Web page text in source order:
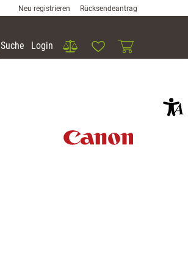
Neu registrieren Rücksendeantrag
Suche Login VergleichWunschlisteWarenkorb